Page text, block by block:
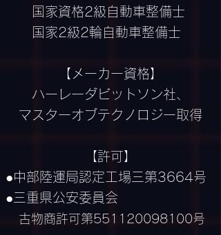
国家資格2級自動車整備士
国家2級2輪自動車整備士
【メーカー資格】
ハーレーダビットソン社、
マスターオブテクノロジー取得
【許可】
●中部陸運局認定工場三第3664号
●三重県公安委員会
古物商許可第551120098100号